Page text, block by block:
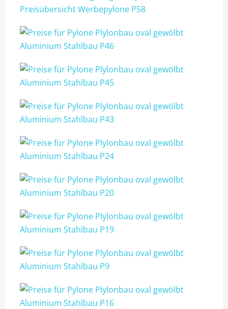
PYLONE B250CM BELEUCHTET
STIEL-PYLONE / WERBEMASTEN
ZUBEHÖR
PROJEKTIERUNG
3ECK-PYLONE
DREIECK-PYLONE B 100CM
DREIECK PYLONE B125CM
DREIECK PYLONE B200CM
DREIECK PYLONE B300CM
DREIECK PYLONE B100CM BELEUCHTET
DREIECK PYLONE B125CM BELEUCHTET